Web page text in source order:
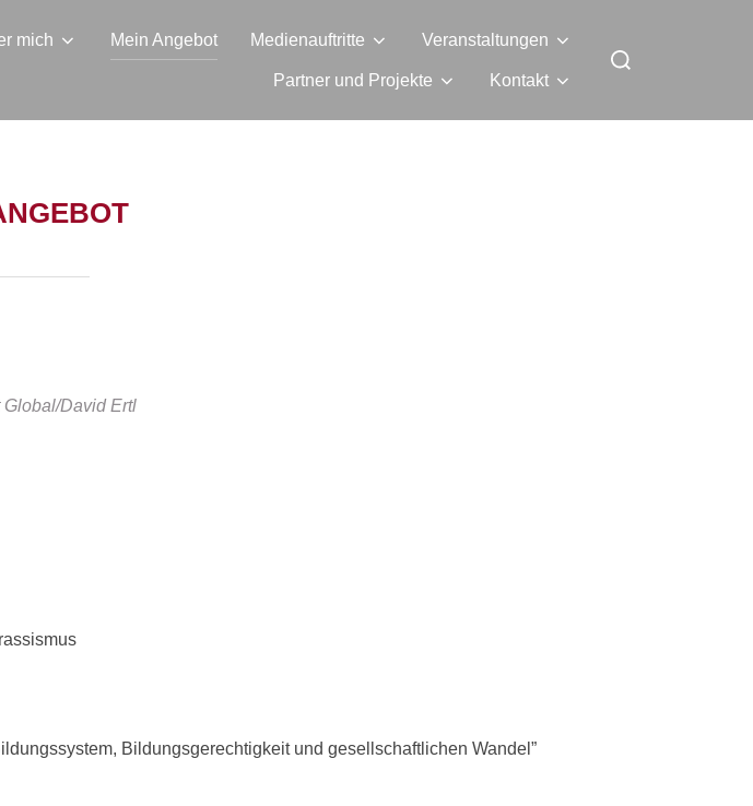
mich Mein Angebot Medienauftritte Veranstaltungen
Partner und Projekte Kontakt
David Ertl
Bildungsgerechtigkeit und gesellschaftlichen Wandel”